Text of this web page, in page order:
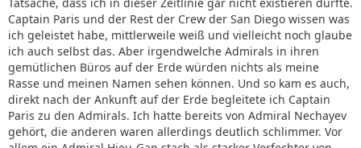
Captain Paris und der Rest der Crew der San Diego wissen was
ich geleistet habe, mittlerweile weiß und vielleicht noch glaube
ich auch selbst das. Aber irgendwelche Admirals in ihren
gemütlichen Büros auf der Erde würden nichts als meine
Rasse und meinen Namen sehen können. Und so kam es auch,
direkt nach der Ankunft auf der Erde begleitete ich Captain
Paris zu den Admirals. Ich hatte bereits von Admiral Nechayev
gehört, die anderen waren allerdings deutlich schlimmer. Vor